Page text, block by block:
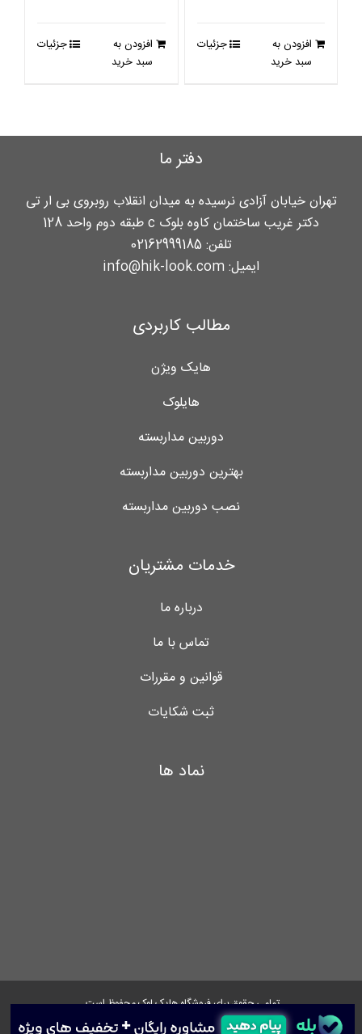
افزودن به
سبد خرید
جزئیات
بود.
است.
افزودن به
سبد خرید
جزئیات
دفتر ما
تهران خیابان آزادی نرسیده به میدان انقلاب روبروی بی ار تی
دکتر غریب ساختمان کاوه بلوک c طبقه دوم واحد 128
تلفن: 02162999185
ایمیل: info@hik-look.com
مطالب کاربردی
هایک ویژن
هایلوک
دوربین مداربسته
بهترین دوربین مداربسته
نصب دوربین مداربسته
خدمات مشتریان
درباره ما
تماس با ما
قوانین و مقررات
ثبت شکایات
نماد ها
تمامی حقوق برای فروشگاه هایک لوک محفوظ است.